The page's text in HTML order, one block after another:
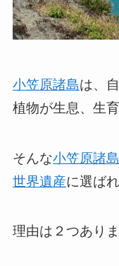
小笠原諸島は、
植物が生息、生
そんな小笠原諸島
世界遺産に選ば
理由は２つありま